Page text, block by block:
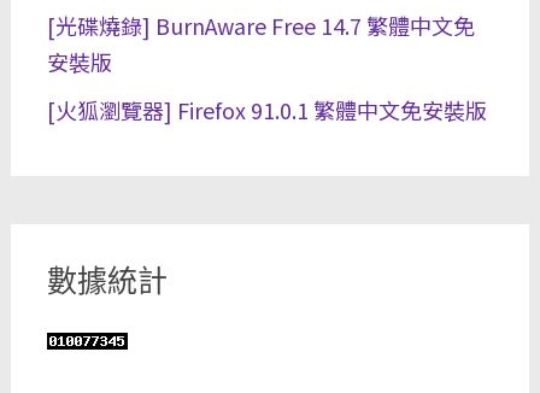
[光碟燒錄] BurnAware Free 14.7 繁體中文免
安裝版
[火狐瀏覽器] Firefox 91.0.1 繁體中文免安裝版
數據統計